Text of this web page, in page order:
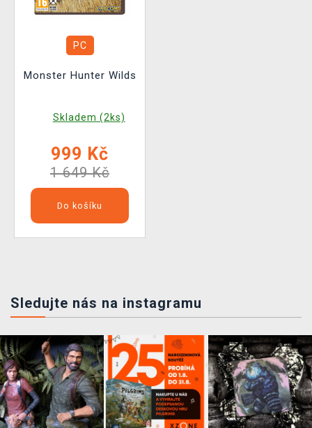
PC
Monster Hunter Wilds
Skladem (2ks)
999 Kč
1 649 Kč
Do košíku
Sledujte nás na instagramu